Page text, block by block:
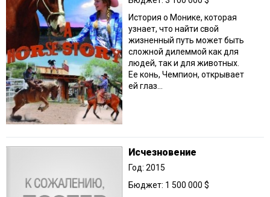
История о Монике, которая
узнает, что найти свой
жизненный путь может быть
сложной дилеммой как для
людей, так и для животных.
Ее конь, Чемпион, открывает
ей глаз...
Исчезновение
Год: 2015
Бюджет: 1 500 000 $